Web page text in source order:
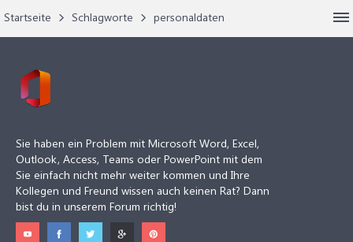
Startseite Schlagworte personaldaten
Sie haben ein Problem mit Microsoft Word, Excel,
Outlook, Access, Teams oder PowerPoint mit dem
Sie einfach nicht mehr weiter kommen und Ihre
Kollegen und Freund wissen auch keinen Rat? Dann
bist du in unserem Forum richtig!